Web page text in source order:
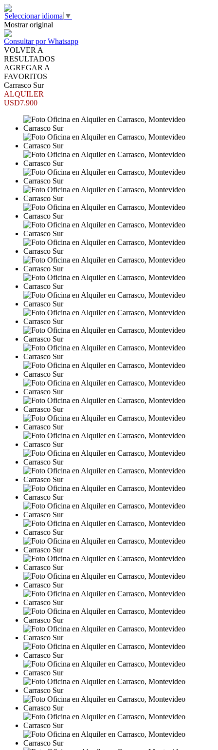
Seleccionar idioma ▼
Mostrar original
Consultar por Whatsapp
VOLVER A
RESULTADOS
AGREGAR A
FAVORITOS
Carrasco Sur
ALQUILER
USD7.900